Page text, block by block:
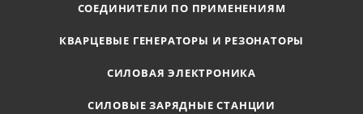
СОЕДИНИТЕЛИ ПО ПРИМЕНЕНИЯМ
КВАРЦЕВЫЕ ГЕНЕРАТОРЫ И РЕЗОНАТОРЫ
СИЛОВАЯ ЭЛЕКТРОНИКА
СИЛОВЫЕ ЗАРЯДНЫЕ СТАНЦИИ